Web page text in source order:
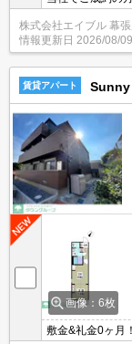
駅利用可能で都
ターネット無料
株式会社エイブル 幕
情報更新日 2026/08/09
賃貸アパート
画像：6枚
敷金&礼金0ヶ月！